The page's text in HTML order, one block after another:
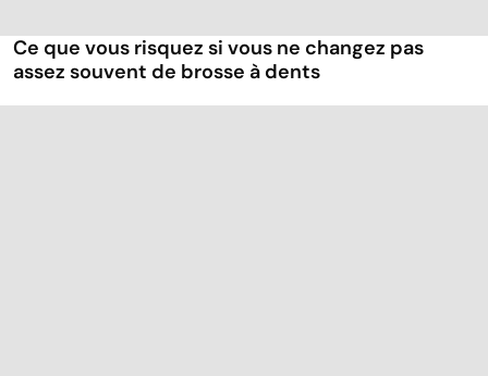
Ce que vous risquez si vous ne changez pas
assez souvent de brosse à dents